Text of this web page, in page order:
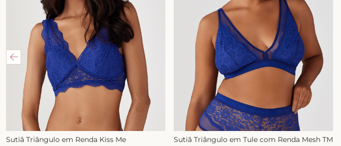
Sutiã Triângulo em Renda Kiss Me
Sutiã Triângulo em Tule com Renda Mesh TM